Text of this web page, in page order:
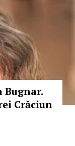
Bugnar.
Crăciun